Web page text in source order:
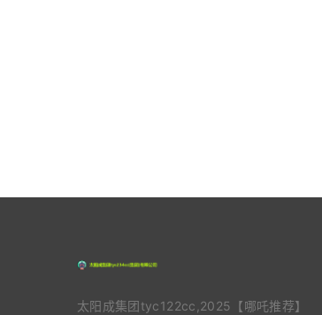
太阳成集团tyc122cc,2025【哪吒推荐】